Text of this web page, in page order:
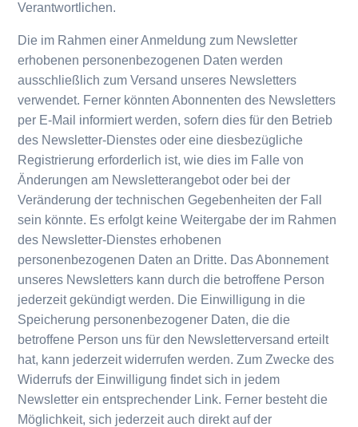
Verantwortlichen.
Die im Rahmen einer Anmeldung zum Newsletter
erhobenen personenbezogenen Daten werden
ausschließlich zum Versand unseres Newsletters
verwendet. Ferner könnten Abonnenten des Newsletters
per E-Mail informiert werden, sofern dies für den Betrieb
des Newsletter-Dienstes oder eine diesbezügliche
Registrierung erforderlich ist, wie dies im Falle von
Änderungen am Newsletterangebot oder bei der
Veränderung der technischen Gegebenheiten der Fall
sein könnte. Es erfolgt keine Weitergabe der im Rahmen
des Newsletter-Dienstes erhobenen
personenbezogenen Daten an Dritte. Das Abonnement
unseres Newsletters kann durch die betroffene Person
jederzeit gekündigt werden. Die Einwilligung in die
Speicherung personenbezogener Daten, die die
betroffene Person uns für den Newsletterversand erteilt
hat, kann jederzeit widerrufen werden. Zum Zwecke des
Widerrufs der Einwilligung findet sich in jedem
Newsletter ein entsprechender Link. Ferner besteht die
Möglichkeit, sich jederzeit auch direkt auf der